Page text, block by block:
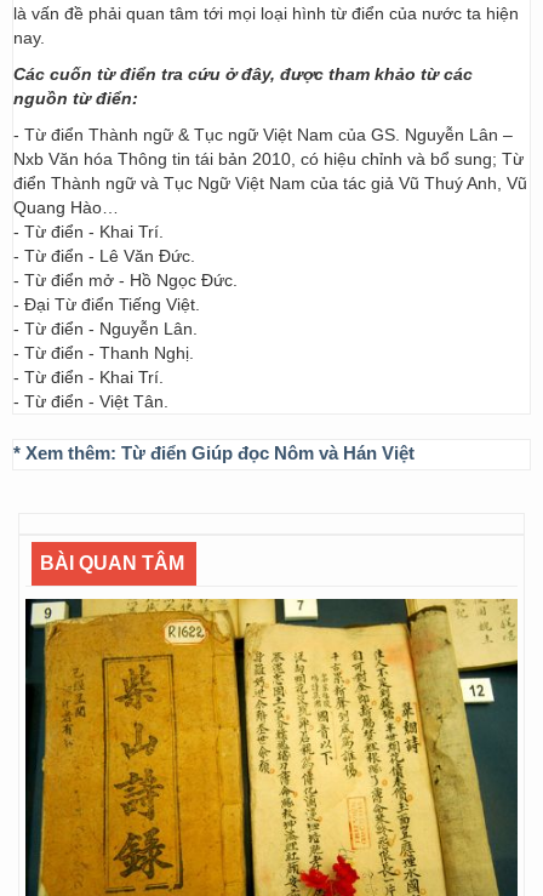
là vấn đề phải quan tâm tới mọi loại hình từ điển của nước ta hiện
nay.
Các cuốn từ điển tra cứu ở đây, được tham khảo từ các
nguồn từ điển:
- Từ điển Thành ngữ & Tục ngữ Việt Nam của GS. Nguyễn Lân –
Nxb Văn hóa Thông tin tái bản 2010, có hiệu chỉnh và bổ sung; Từ
điển Thành ngữ và Tục Ngữ Việt Nam của tác giả Vũ Thuý Anh, Vũ
Quang Hào…
- Từ điển - Khai Trí.
- Từ điển - Lê Văn Đức.
- Từ điển mở - Hồ Ngọc Đức.
- Đại Từ điển Tiếng Việt.
- Từ điển - Nguyễn Lân.
- Từ điển - Thanh Nghị.
- Từ điển - Khai Trí.
- Từ điển - Việt Tân.
* Xem thêm: Từ điển Giúp đọc Nôm và Hán Việt
BÀI QUAN TÂM